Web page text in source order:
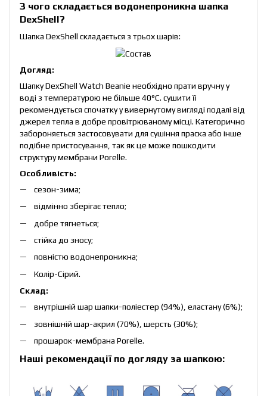
З чого складається водонепроникна шапка
DexShell?
Шапка DexShell складається з трьох шарів:
Догляд:
Шапку DexShell Watch Beanie необхідно прати вручну у
воді з температурою не більше 40°C. сушити її
рекомендується спочатку у вивернутому вигляді подалі від
джерел тепла в добре провітрюваному місці. Категорично
забороняється застосовувати для сушіння праска або інше
подібне пристосування, так як це може пошкодити
структуру мембрани Porelle.
Особливість:
сезон-зима;
відмінно зберігає тепло;
добре тягнеться;
стійка до зносу;
повністю водонепроникна;
Колір-Сірий.
Склад:
внутрішній шар шапки-поліестер (94%), еластану (6%);
зовнішній шар-акрил (70%), шерсть (30%);
прошарок-мембрана Porelle.
Наші рекомендації по догляду за шапкою: